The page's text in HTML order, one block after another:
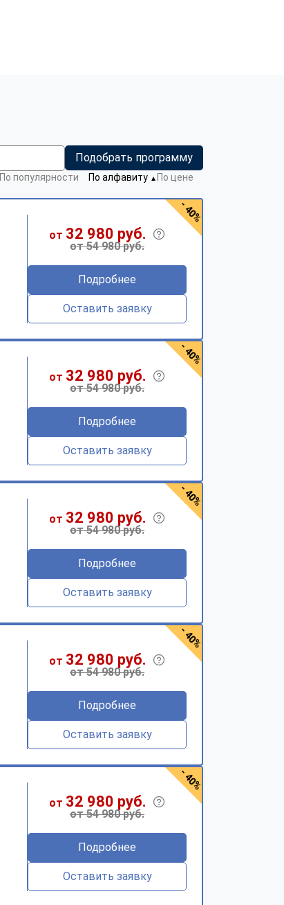
Подобрать программу
По популярности По алфавиту ▼ По цене
от 32 980 руб.
от 54 980 руб.
Подробнее
Оставить заявку
- 40%
от 32 980 руб.
от 54 980 руб.
Подробнее
Оставить заявку
- 40%
от 32 980 руб.
от 54 980 руб.
Подробнее
Оставить заявку
- 40%
от 32 980 руб.
от 54 980 руб.
Подробнее
Оставить заявку
- 40%
от 32 980 руб.
от 54 980 руб.
Подробнее
Оставить заявку
- 40%